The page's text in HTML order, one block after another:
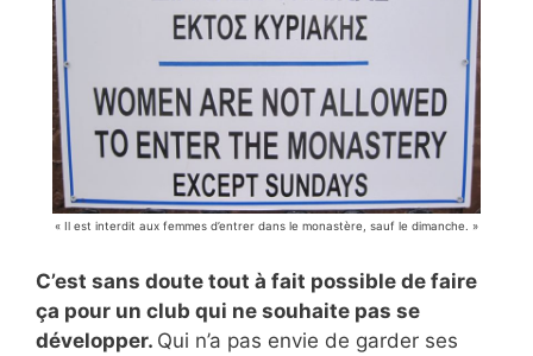
« Il est interdit aux femmes d’entrer dans le monastère, sauf le dimanche. »
C’est sans doute tout à fait possible de faire
ça pour un club qui ne souhaite pas se
développer. Qui n’a pas envie de garder ses